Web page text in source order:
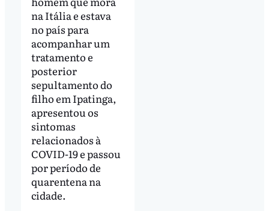
na Itália e estava
no país para
acompanhar um
tratamento e
posterior
sepultamento do
filho em Ipatinga,
apresentou os
sintomas
relacionados à
COVID-19 e passou
por período de
quarentena na
cidade.